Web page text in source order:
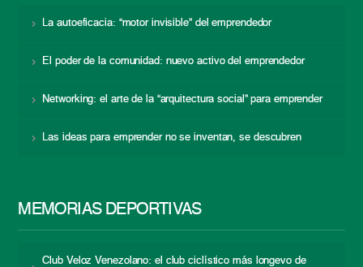
La autoeficacia: “motor invisible” del emprendedor
El poder de la comunidad: nuevo activo del emprendedor
Networking: el arte de la “arquitectura social” para emprender
Las ideas para emprender no se inventan, se descubren
MEMORIAS DEPORTIVAS
Club Veloz Venezolano: el club ciclístico más longevo de